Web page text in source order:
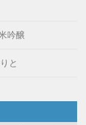
吟醸
と